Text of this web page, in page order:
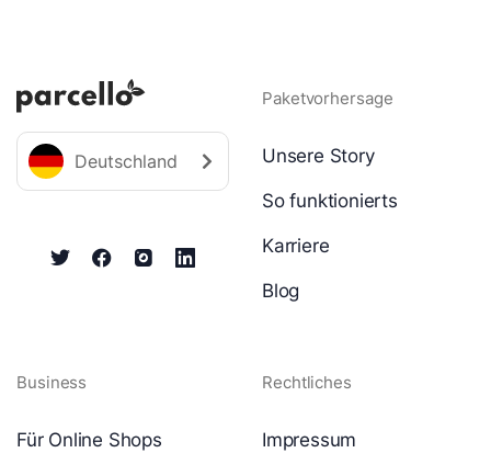
Deutschland
Paketvorhersage
Unsere Story
So funktionierts
Karriere
Blog
Business
Für Online Shops
Rechtliches
Impressum